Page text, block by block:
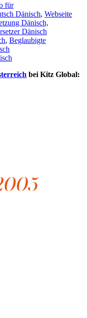
für
Dänisch, Webseite
Dänisch,
Dänisch
, Beglaubigte
bei Kitz Global: